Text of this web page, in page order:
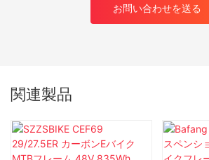
お問い合わせを送る
関連製品